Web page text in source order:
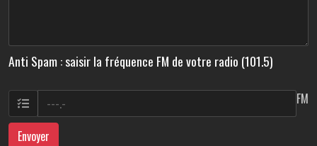
Anti Spam : saisir la fréquence FM de votre radio (101.5)
FM
Envoyer